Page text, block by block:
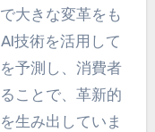
大きな変革をも
技術を活用して
予測し、消費者
ことで、革新的
生み出していま